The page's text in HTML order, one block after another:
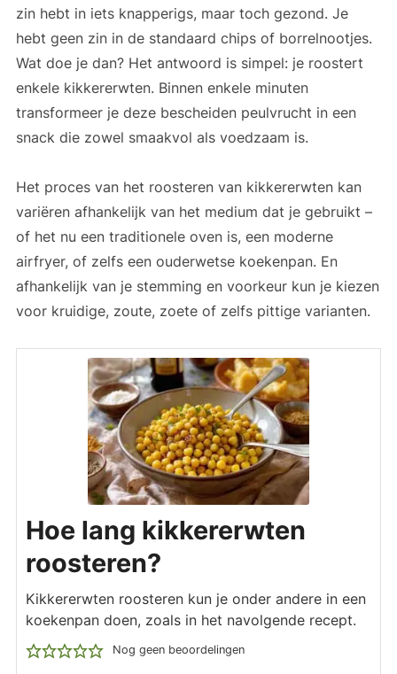
zin hebt in iets knapperigs, maar toch gezond. Je
hebt geen zin in de standaard chips of borrelnootjes.
Wat doe je dan? Het antwoord is simpel: je roostert
enkele kikkererwten. Binnen enkele minuten
transformeer je deze bescheiden peulvrucht in een
snack die zowel smaakvol als voedzaam is.
Het proces van het roosteren van kikkererwten kan
variëren afhankelijk van het medium dat je gebruikt –
of het nu een traditionele oven is, een moderne
airfryer, of zelfs een ouderwetse koekenpan. En
afhankelijk van je stemming en voorkeur kun je kiezen
voor kruidige, zoute, zoete of zelfs pittige varianten.
Hoe lang kikkererwten
roosteren?
Kikkererwten roosteren kun je onder andere in een
koekenpan doen, zoals in het navolgende recept.
Nog geen beoordelingen